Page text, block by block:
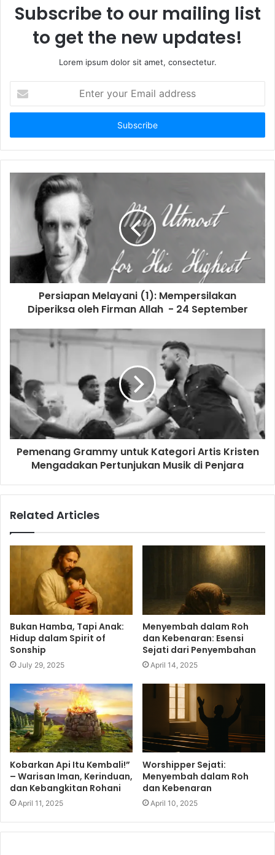
Subscribe to our mailing list
to get the new updates!
Lorem ipsum dolor sit amet, consectetur.
t
r
y
l
s
Persiapan Melayani (1): Mempersilakan
Diperiksa oleh Firman Allah - 24 September
Pemenang Grammy untuk Kategori Artis Kristen
Mengadakan Pertunjukan Musik di Penjara
Related Articles
Bukan Hamba, Tapi Anak:
Hidup dalam Spirit of
Sonship
July 29, 2025
Menyembah dalam Roh
dan Kebenaran: Esensi
Sejati dari Penyembahan
April 14, 2025
Kobarkan Api Itu Kembali!”
– Warisan Iman, Kerinduan,
dan Kebangkitan Rohani
April 11, 2025
Worshipper Sejati:
Menyembah dalam Roh
dan Kebenaran
April 10, 2025